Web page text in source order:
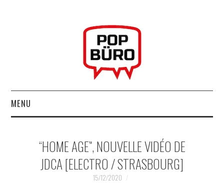
MENU
MUSIQUESACTUELLES.NET
“HOME AGE”, NOUVELLE VIDÉO DE
JDCA [ELECTRO / STRASBOURG]
15/12/2020